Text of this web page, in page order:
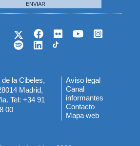
ENVIAR
de la Cibeles,
Madrid,
Tel: +34 91
00
Menú
del
pie
Aviso legal
Canal
informantes
Contacto
Mapa web